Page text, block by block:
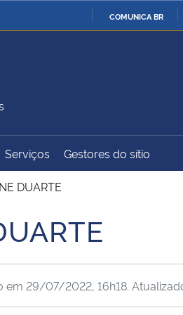
COMUNICA BR
Ministério da Defesa
Ministério do
Desenvolvimento Regional
Advocacia-Geral da União
Serviços Gestores do sítio
DUARTE
em 29/07/2022, 16h18.